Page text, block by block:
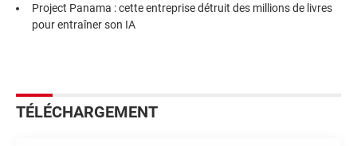
Project Panama : cette entreprise détruit des millions de livres
pour entraîner son IA
TÉLÉCHARGEMENT